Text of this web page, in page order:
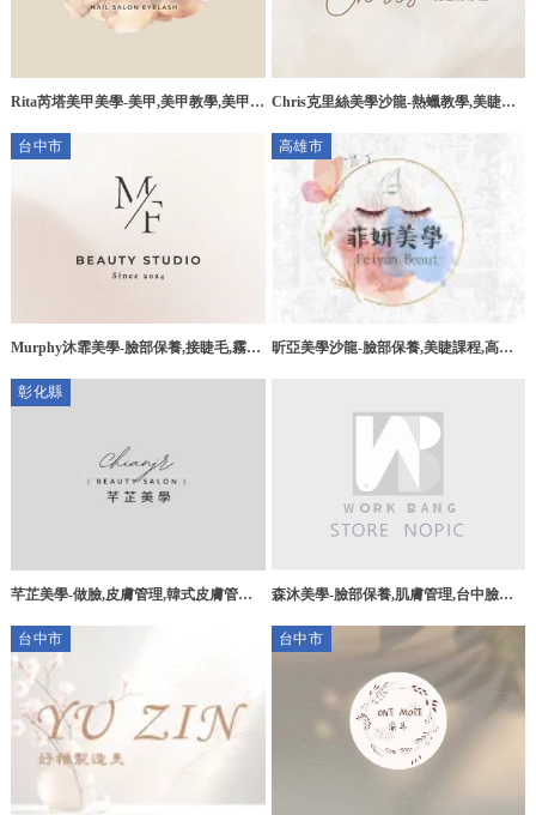
Rita芮塔美甲美學-美甲,美甲教學,美甲工
學,高雄美甲工作室,高雄美睫工作室,楠
梓美甲,楠梓美甲教學,楠梓美甲工作室,
Chris克里絲美學沙龍-熱蠟教學,美睫嫁
台中市
Murphy沐霏美學-臉部保養,接睫毛,霧眉,
屯臉部保養推薦
高雄市
昕亞美學沙龍-臉部保養,美睫課程,高雄
彰化縣
芊芷美學-做臉,皮膚管理,韓式皮膚管理,
森沐美學-臉部保養,肌膚管理,台中臉部
台中市
台中市